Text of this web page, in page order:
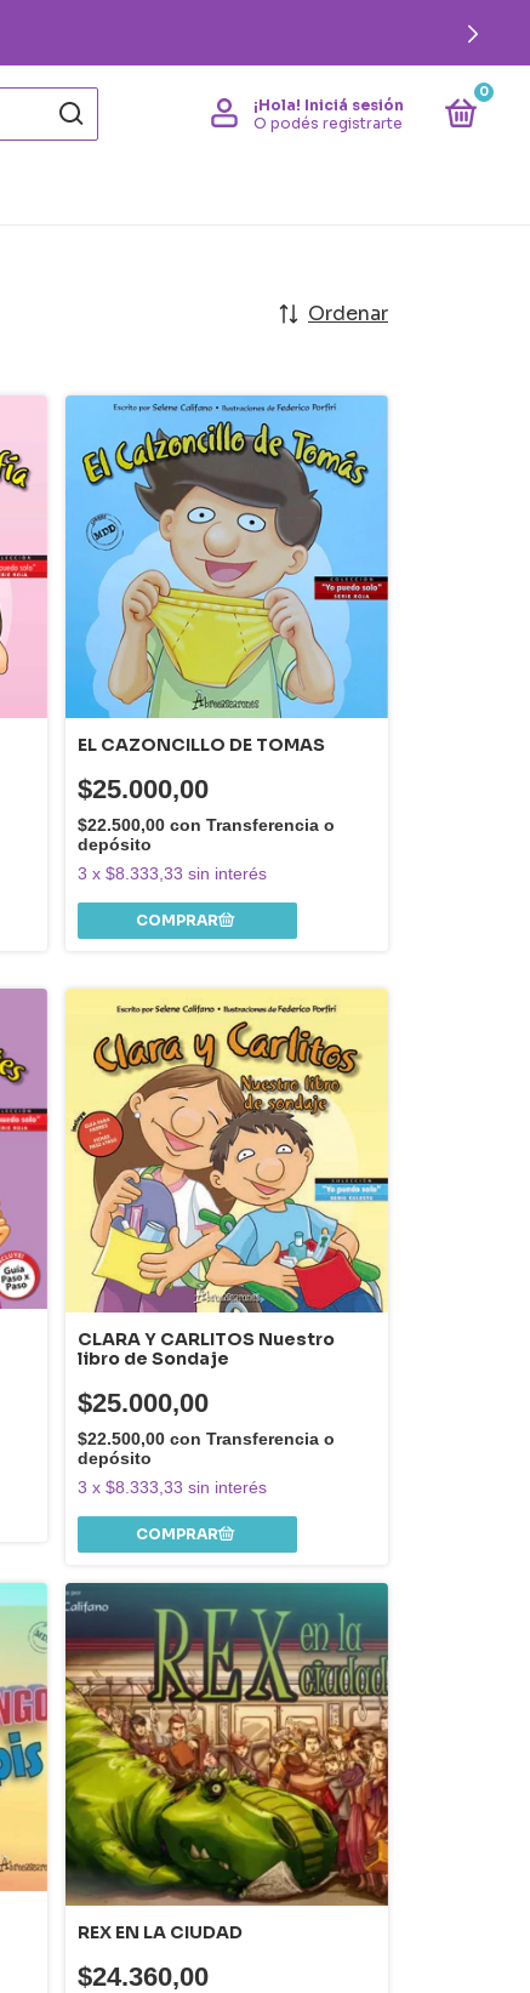
¡Hola! Iniciá sesión
O podés registrarte
0
Ordenar
EL CAZONCILLO DE TOMAS
$25.000,00
$22.500,00 con Transferencia o
depósito
3 x $8.333,33 sin interés
CLARA Y CARLITOS Nuestro
libro de Sondaje
$25.000,00
$22.500,00 con Transferencia o
depósito
3 x $8.333,33 sin interés
REX EN LA CIUDAD
$24.360,00